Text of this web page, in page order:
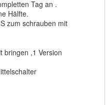
Tag an .
Hälfte.
zum schrauben mit
bringen ,1 Version